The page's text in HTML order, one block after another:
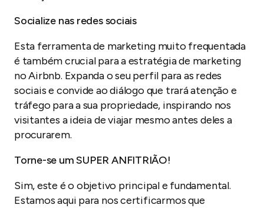
Socialize nas redes sociais
Esta ferramenta de marketing muito frequentada
é também crucial para a estratégia de marketing
no Airbnb. Expanda o seu perfil para as redes
sociais e convide ao diálogo que trará atenção e
tráfego para a sua propriedade, inspirando nos
visitantes a ideia de viajar mesmo antes deles a
procurarem.
Torne-se um SUPER ANFITRIÃO!
Sim, este é o objetivo principal e fundamental.
Estamos aqui para nos certificarmos que